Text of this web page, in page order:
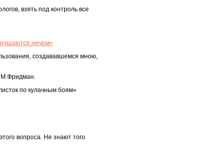
взять под контроль все
ничем»
создававшемся мною,
М.Фридман.
по кулачным боям»
вопроса. Не знают того